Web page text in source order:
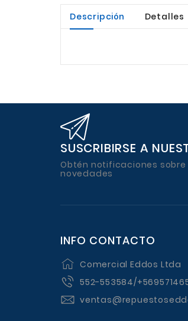
Descripción Detalles
SUSCRIBIRSE A
Obtén notificaciones
novedades
INFO CONTACTO
Comercial Eddos Ltda
552-553584/